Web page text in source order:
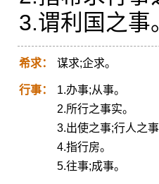
3.谓利国之事
希求： 谋求;企求。
行事：
1.办事;从事。
2.所行之事实。
3.出使之事;行人之事
4.指行房。
5.往事;成事。